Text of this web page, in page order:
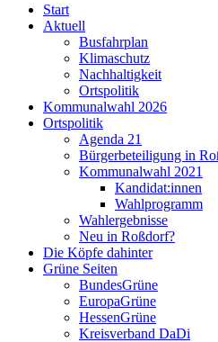
Start
Aktuell
Busfahrplan
Klimaschutz
Nachhaltigkeit
Ortspolitik
Kommunalwahl 2026
Ortspolitik
Agenda 21
Bürgerbeteiligung in
Kommunalwahl 2021
Kandidat:innen
Wahlprogramm
Wahlergebnisse
Neu in Roßdorf?
Die Köpfe dahinter
Grüne Seiten
BundesGrüne
EuropaGrüne
HessenGrüne
Kreisverband DaDi